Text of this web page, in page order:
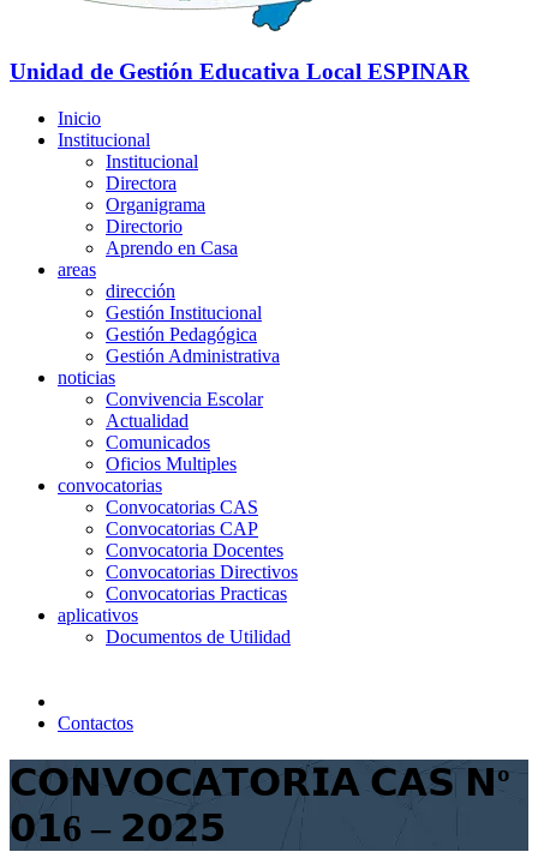
Unidad de Gestión Educativa Local ESPINAR
Inicio
Institucional
Institucional
Directora
Organigrama
Directorio
Aprendo en Casa
areas
dirección
Gestión Institucional
Gestión Pedagógica
Gestión Administrativa
noticias
Convivencia Escolar
Actualidad
Comunicados
Oficios Multiples
convocatorias
Convocatorias CAS
Convocatorias CAP
Convocatoria Docentes
Convocatorias Directivos
Convocatorias Practicas
aplicativos
Documentos de Utilidad
Contactos
𝗖𝗢𝗡𝗩𝗢𝗖𝗔𝗧𝗢𝗥𝗜𝗔 𝗖𝗔𝗦 𝗡º
𝟬𝟭6 – 𝟮𝟬𝟮𝟱